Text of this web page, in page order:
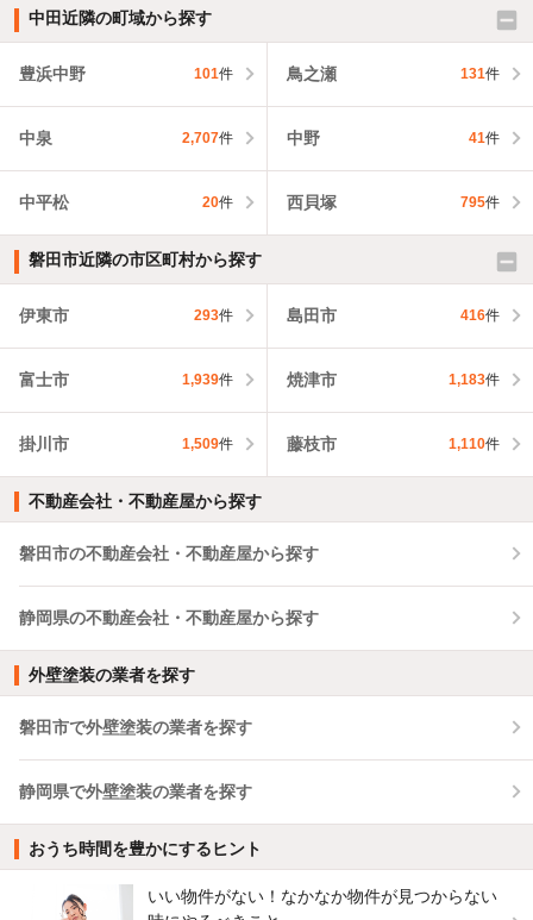
中田近隣の町域から探す
豊浜中野 101件 鳥之瀬 131件
中泉 2,707件 中野 41件
中平松 20件 西貝塚 795件
磐田市近隣の市区町村から探す
伊東市 293件 島田市 416件
富士市 1,939件 焼津市 1,183件
掛川市 1,509件 藤枝市 1,110件
不動産会社・不動産屋から探す
磐田市の不動産会社・不動産屋から探す
静岡県の不動産会社・不動産屋から探す
外壁塗装の業者を探す
磐田市で外壁塗装の業者を探す
静岡県で外壁塗装の業者を探す
おうち時間を豊かにするヒント
いい物件がない！なかなか物件が見つからない